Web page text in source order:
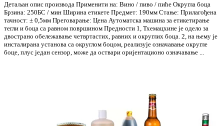
Детаљан опис производа Применити на: Вино / пиво / пиће Округла боца
Брзина: 250БС / мин Ширина етикете Предмет: 190мм Стање: Прилагођена
тачност: ± 0,5мм Преговарање: Цена Аутоматска машина за етикетирање
тегли и боца са равном површином Предности 1, Тхемацхине је одело за
двострано обележавање четвртастих, равних и округлих боца. 2, на њему је
инсталирана установа са округлом боцом, реализује означавање округле
боце, плус један сензор, може да оствари оријентационо означавање ...